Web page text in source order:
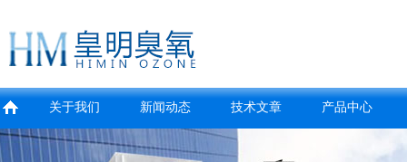
关于我们 新闻动态 技术文章 产品中心